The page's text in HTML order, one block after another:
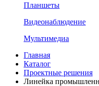
Планшеты
Видеонаблюдение
Мультимедиа
Главная
Каталог
Проектные решения
Линейка